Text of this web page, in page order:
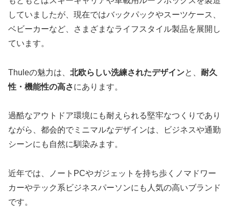
していましたが、現在ではバックパックやスーツケース、
ベビーカーなど、さまざまなライフスタイル製品を展開し
ています。
Thuleの魅力は、 北欧らしい洗練されたデザインと、 耐久
性・機能性の高さにあります。
過酷なアウトドア環境にも耐えられる堅牢なつくりであり
ながら、都会的でミニマルなデザインは、ビジネスや通勤
シーンにも自然に馴染みます。
近年では、ノートPCやガジェットを持ち歩くノマドワー
カーやテック系ビジネスパーソンにも人気の高いブランド
です。